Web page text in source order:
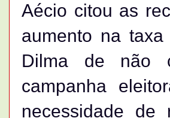
Aécio citou as
aumento na
Dilma de não
campanha
necessidade de